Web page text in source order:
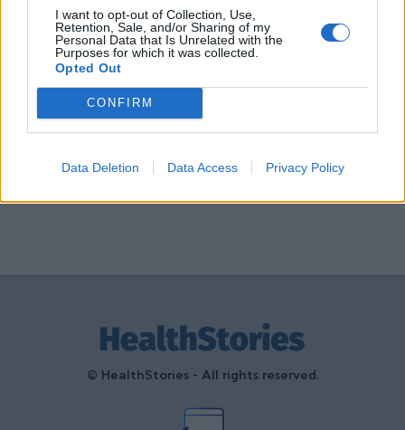
I want to opt-out of Collection, Use,
Retention, Sale, and/or Sharing of my
Personal Data that Is Unrelated with the
Purposes for which it was collected.
Opted Out
CONFIRM
Data Deletion Data Access Privacy Policy
Ωρίων – Σπάνια νοσήματα
συνδέονται με μνημεία που
διαμόρφωσαν την ιστορία και το
πνεύμα της χώρας μας
27 Φεβρουαρίου 2026
Γεωργιάδης: Πολλαπλά οφέλη από
27 Φεβρουαρίου 2026
© HealthStories - All rights reserved.